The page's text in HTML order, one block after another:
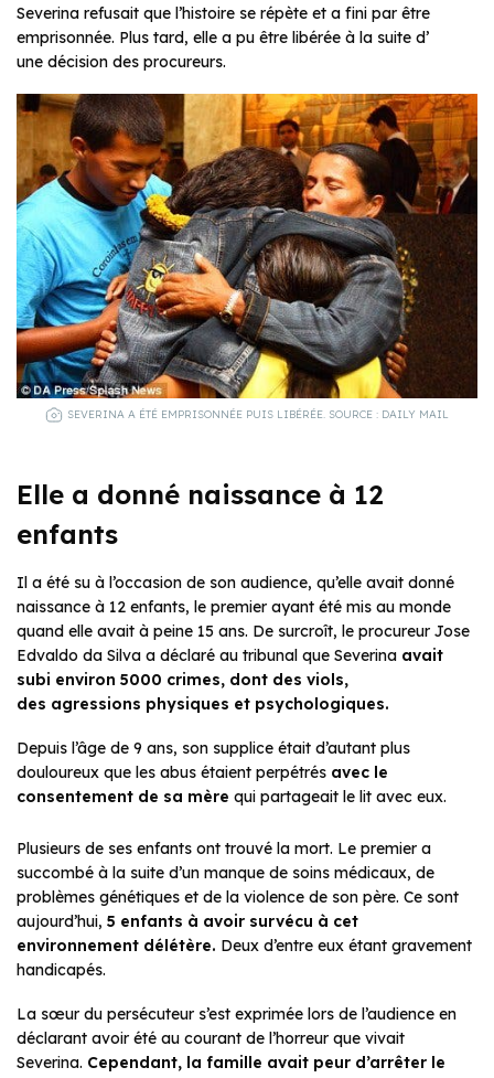
Severina refusait que l’histoire se répète et a fini par être
emprisonnée. Plus tard, elle a pu être libérée à la suite d’
une décision des procureurs.
SEVERINA A ÉTÉ EMPRISONNÉE PUIS LIBÉRÉE. SOURCE : DAILY MAIL
Elle a donné naissance à 12
enfants
Il a été su à l’occasion de son audience, qu’elle avait donné
naissance à 12 enfants, le premier ayant été mis au monde
quand elle avait à peine 15 ans. De surcroît, le procureur Jose
Edvaldo da Silva a déclaré au tribunal que Severina avait
subi environ 5000 crimes, dont des viols,
des agressions physiques et psychologiques.
Depuis l’âge de 9 ans, son supplice était d’autant plus
douloureux que les abus étaient perpétrés avec le
consentement de sa mère qui partageait le lit avec eux.
Plusieurs de ses enfants ont trouvé la mort. Le premier a
succombé à la suite d’un manque de soins médicaux, de
problèmes génétiques et de la violence de son père. Ce sont
aujourd’hui, 5 enfants à avoir survécu à cet
environnement délétère. Deux d’entre eux étant gravement
handicapés.
La sœur du persécuteur s’est exprimée lors de l’audience en
déclarant avoir été au courant de l’horreur que vivait
Severina. Cependant, la famille avait peur d’arrêter le